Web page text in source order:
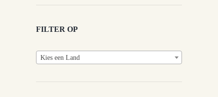
FILTER OP
Kies een Land